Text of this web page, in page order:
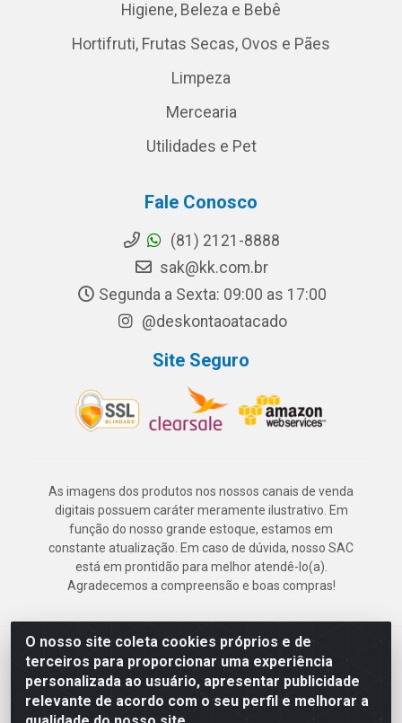
O nosso site coleta cookies próprios e de
terceiros para proporcionar uma experiência
personalizada ao usuário, apresentar publicidade
relevante de acordo com o seu perfil e melhorar a
Higiene, Beleza e Bebê
Hortifruti, Frutas Secas, Ovos e Pães
Limpeza
Mercearia
Utilidades e Pet
Fale Conosco
(81) 2121-8888
sak@kk.com.br
Segunda a Sexta: 09:00 as 17:00
@deskontaoatacado
Site Seguro
As imagens dos produtos nos nossos canais de venda
digitais possuem caráter meramente ilustrativo. Em
função do nosso grande estoque, estamos em
constante atualização. Em caso de dúvida, nosso SAC
está em prontidão para melhor atendê-lo(a).
Agradecemos a compreensão e boas compras!
Deskontão Atacado - Av. Marechal Mascarenhas de Morais, 2471 -
Imbiribeira - Recife/PE - CEP 51.150-001 - CNPJ 24.150.377/0003-
57